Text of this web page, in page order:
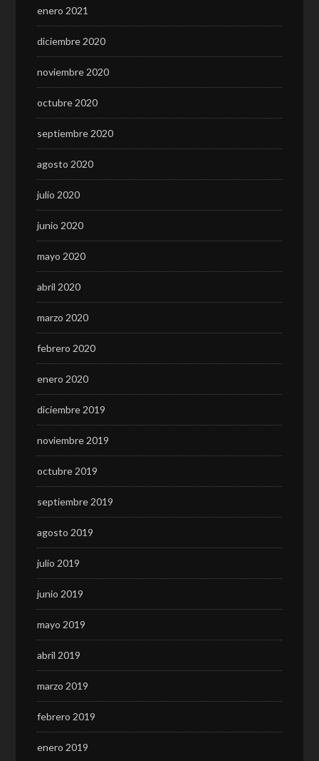
enero 2021
diciembre 2020
noviembre 2020
octubre 2020
septiembre 2020
agosto 2020
julio 2020
junio 2020
mayo 2020
abril 2020
marzo 2020
febrero 2020
enero 2020
diciembre 2019
noviembre 2019
octubre 2019
septiembre 2019
agosto 2019
julio 2019
junio 2019
mayo 2019
abril 2019
marzo 2019
febrero 2019
enero 2019